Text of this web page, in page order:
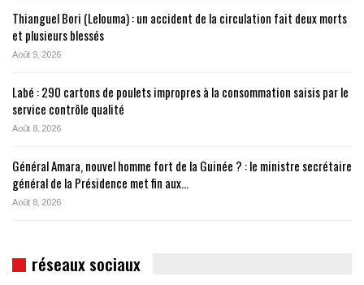
Thianguel Bori (Lelouma) : un accident de la circulation fait deux morts
et plusieurs blessés
Août 9, 2026
Labé : 290 cartons de poulets impropres à la consommation saisis par le
service contrôle qualité
Août 8, 2026
Général Amara, nouvel homme fort de la Guinée ? : le ministre secrétaire
général de la Présidence met fin aux…
Août 8, 2026
réseaux sociaux